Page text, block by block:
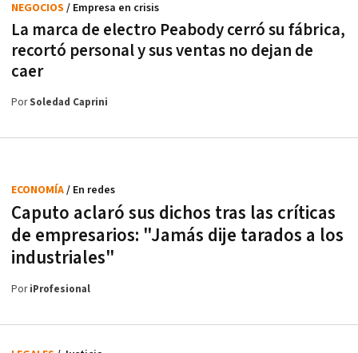
La marca de electro Peabody cerró su fábrica,
recortó personal y sus ventas no dejan de
caer
NEGOCIOS / Empresa en crisis
PorSoledad Caprini
Caputo aclaró sus dichos tras las críticas
de empresarios: "Jamás dije tarados a los
industriales"
ECONOMÍA/ En redes
PoriProfesional